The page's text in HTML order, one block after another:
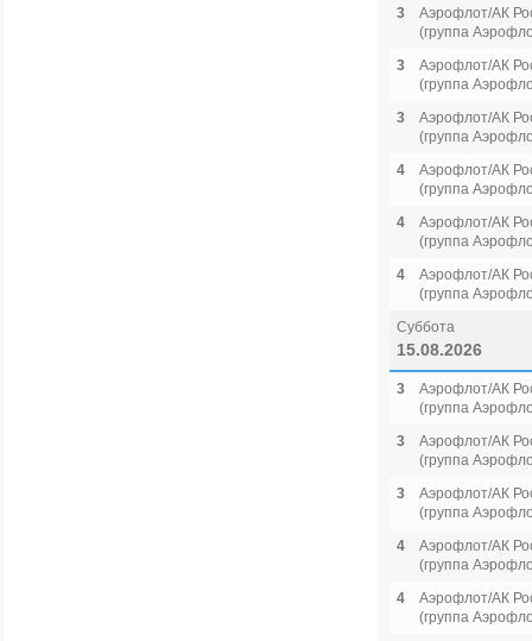
3
Аэрофлот/АК
(группа
3
Аэрофлот/АК
(группа
3
Аэрофлот/АК
(группа
4
Аэрофлот/АК
(группа
4
Аэрофлот/АК
(группа
4
Аэрофлот/АК
(группа
Суббота
15.08.2026
3
Аэрофлот/АК
(группа
3
Аэрофлот/АК
(группа
3
Аэрофлот/АК
(группа
4
Аэрофлот/АК
(группа
4
Аэрофлот/АК
(группа